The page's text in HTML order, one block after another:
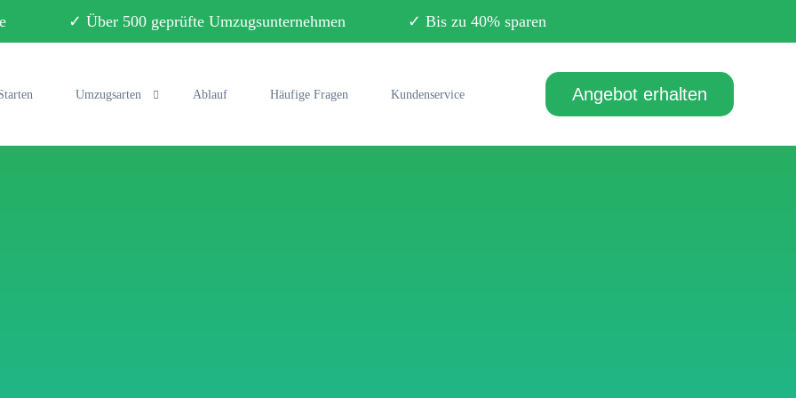
✓ Über 500 geprüfte Umzugsunternehmen ✓ Bis zu 40% sparen
Umzugsarten Ablauf Häufige Fragen Kundenservice Angebot erhalten